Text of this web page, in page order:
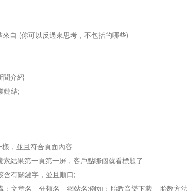
來自 (你可以反過來思考，不包括的哪些)
聞介紹;
鏈結;
樣，並且符合頁面內容;
索結果第一頁第一屏，客戶點哪個就看標題了;
含有關鍵字，並且順口;
文章名 - 分類名 - 網站名;例如：胎教音樂下載 – 胎教方法